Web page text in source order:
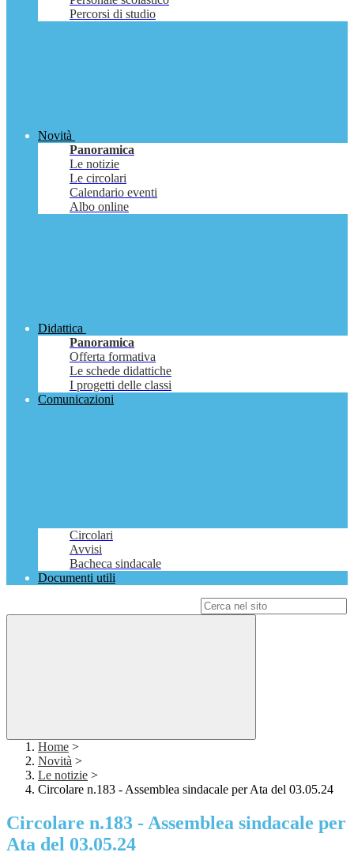
Percorsi di studio
Novità
Panoramica
Le notizie
Le circolari
Calendario eventi
Albo online
Didattica
Panoramica
Offerta formativa
Le schede didattiche
I progetti delle classi
Comunicazioni
Circolari
Avvisi
Bacheca sindacale
Documenti utili
Home >
Novità >
Le notizie >
Circolare n.183 - Assemblea sindacale per Ata del 03.05.24
Circolare n.183 - Assemblea sindacale per
Ata del 03.05.24